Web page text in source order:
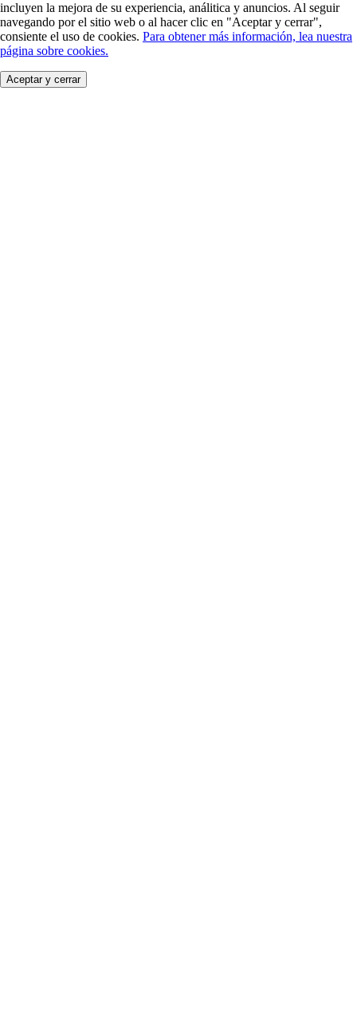
incluyen la mejora de su experiencia, análitica y anuncios. Al seguir
navegando por el sitio web o al hacer clic en "Aceptar y cerrar",
consiente el uso de cookies. Para obtener más información, lea nuestra
página sobre cookies.
Aceptar y cerrar